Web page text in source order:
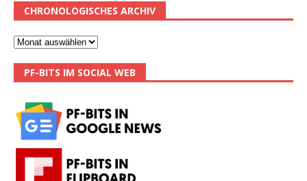
CHRONOLOGISCHES ARCHIV
PF-BITS IM SOCIAL WEB